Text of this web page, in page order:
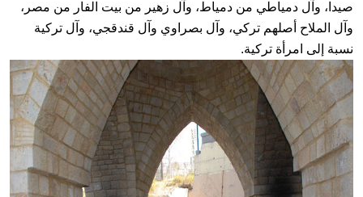
صيدا، وآل دمياطي من دمياط، وآل زهير من بيت الفار من مصر،
وآل الملاح أصلهم تركي، وآل بصراوي وآل قندقجي، وآل تركية
نسبة إلى امرأة تركية.